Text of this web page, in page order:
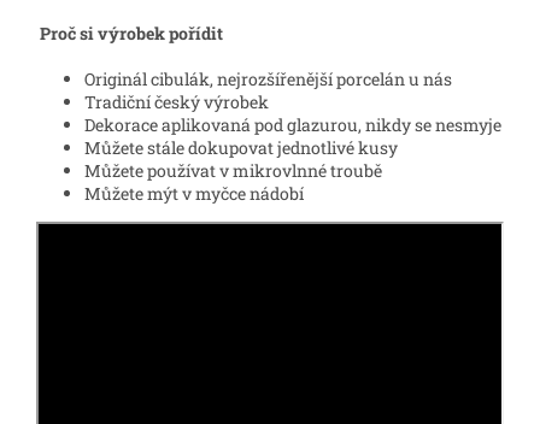
Proč si výrobek pořídit
Originál cibulák, nejrozšířenější porcelán u nás
Tradiční český výrobek
Dekorace aplikovaná pod glazurou, nikdy se nesmyje
Můžete stále dokupovat jednotlivé kusy
Můžete používat v mikrovlnné troubě
Můžete mýt v myčce nádobí